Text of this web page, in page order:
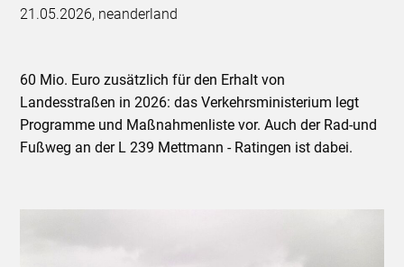
21.05.2026, neanderland
60 Mio. Euro zusätzlich für den Erhalt von
Landesstraßen in 2026: das Verkehrsministerium legt
Programme und Maßnahmenliste vor. Auch der Rad-und
Fußweg an der L 239 Mettmann - Ratingen ist dabei.